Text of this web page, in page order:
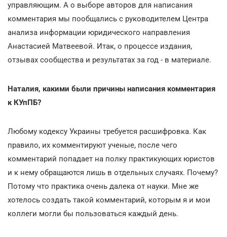
управляющим. А о выборе авторов для написания
комментария мы пообщались с руководителем Центра
анализа информации юридического направления
Анастасией Матвеевой. Итак, о процессе издания,
отзывах сообщества и результатах за год - в материале.
Наталия, какими были причины написания комментария
к КУпПБ?
Любому кодексу Украины требуется расшифровка. Как
правило, их комментируют ученые, после чего
комментарий попадает на полку практикующих юристов
и к нему обращаются лишь в отдельных случаях. Почему?
Потому что практика очень далека от науки. Мне же
хотелось создать такой комментарий, которым я и мои
коллеги могли бы пользоваться каждый день.